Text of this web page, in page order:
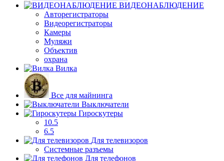
ВИДЕОНАБЛЮДЕНИЕ
Авторегистраторы
Видеорегистраторы
Камеры
Муляжи
Объектив
охрана
Вилка
Все для майнинга
Выключатели
Гироскутеры
10.5
6.5
Для телевизоров
Системные разъемы
Для телефонов